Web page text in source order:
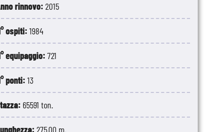
rinnovo:2015
ospiti:1984
equipaggio:721
ponti:13
65591 ton.
275.00 m.